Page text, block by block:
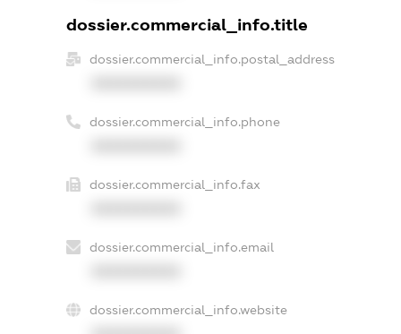
dossier.commercial_info.title
dossier.commercial_info.postal_address
dossier.commercial_info.phone
dossier.commercial_info.fax
dossier.commercial_info.email
dossier.commercial_info.website